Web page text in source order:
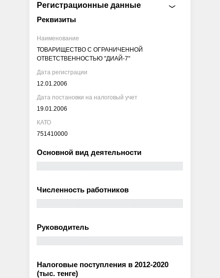
Регистрационные данные
Реквизиты
Наименование
ТОВАРИЩЕСТВО С ОГРАНИЧЕННОЙ
ОТВЕТСТВЕННОСТЬЮ "ДИАЙ-7"
Дата регистрации
12.01.2006
Дата постановки на налоговый учет
19.01.2006
КАТО
751410000
Основной вид деятельности
Численность работников
Руководитель
Налоговые поступления в 2012-2020
(тыс. тенге)